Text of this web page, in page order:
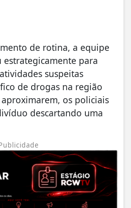
de rotina, a equipe
estrategicamente para
suspeitas
de drogas na região
os policiais
descartando uma